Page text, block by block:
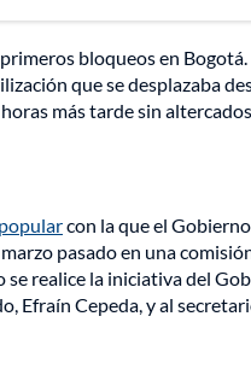
bloqueos en
que se desplazaba
más tarde sin
con la que el
pasado en una
realice la iniciativa del
Efraín Cepeda, y al